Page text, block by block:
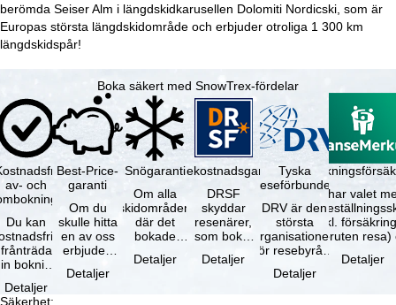
berömda Seiser Alm i längdskidkarusellen Dolomiti Nordicski, som är
Europas största längdskidområde och erbjuder otroliga 1 300 km
längdskidspår!
Boka säkert med SnowTrex-fördelar
av- och
Du kan
frånträda
bokning
efter
Detaljer
Best-Price-
garanti
Om du
skulle hitta
en av oss
erbjuden
samma
Detaljer
Snögaranti
Om alla
skidområden
där det
bokade
gäller –
Detaljer
Resekostnadsgaranti
DRSF
skyddar
resenärer,
som bokat
paketresa
Detaljer
Tyska
reseförbundet
DRV är den
största
organisationen
för resebyråer
researrangörer
Detaljer
Du har valet
(inkl.
avbruten resa)
Detaljer
Säkerhet: